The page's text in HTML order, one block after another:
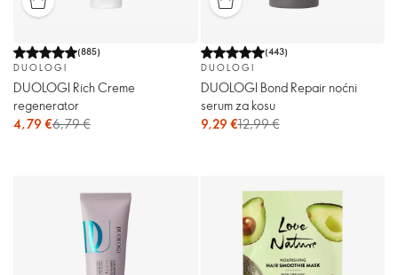
(885)
DUOLOGI
DUOLOGI Rich Creme
regenerator
4,79 €6,79 €
(443)
DUOLOGI
DUOLOGI Bond Repair noćni
serum za kosu
9,29 €12,99 €